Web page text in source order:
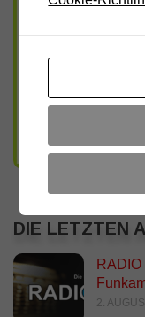
DIE LETZTEN
2.